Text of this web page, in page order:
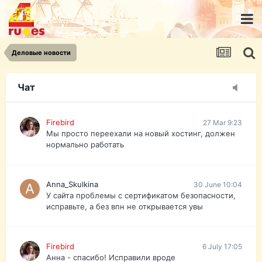
Деловые новости
Чат
urist.dokument@gmail.com
https://pasport-ua.com/
Телеграмм @uristpassua
Firebird
Друзья - из России без VPN сайт и форум
Firebird 27 Mar 9:23
Мы просто переехали на новый хостинг, должен
нормально работать
Anna_Skulkina 30 June 10:04
У сайта проблемы с сертификатом безопасности,
исправьте, а без впн не открывается увы
Firebird 6 July 17:05
Анна - спасибо! Исправили вроде